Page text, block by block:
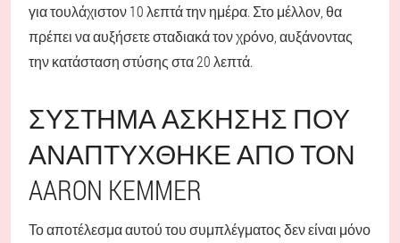
για τουλάχιστον 10 λεπτά την ημέρα. Στο μέλλον, θα
πρέπει να αυξήσετε σταδιακά τον χρόνο, αυξάνοντας
την κατάσταση στύσης στα 20 λεπτά.
ΣΎΣΤΗΜΑ ΆΣΚΗΣΗΣ ΠΟΥ
ΑΝΑΠΤΎΧΘΗΚΕ ΑΠΌ ΤΟΝ
AARON KEMMER
Το αποτέλεσμα αυτού του συμπλέγματος δεν είναι μόνο